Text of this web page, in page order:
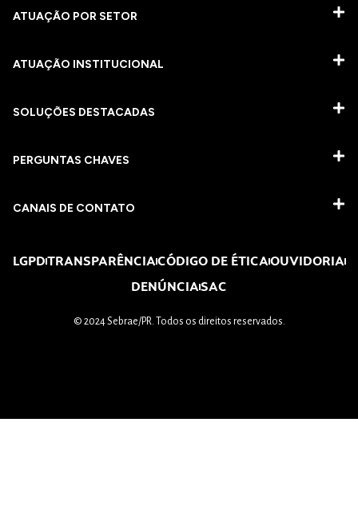
ATUAÇÃO POR SETOR
ATUAÇÃO INSTITUCIONAL
SOLUÇÕES DESTACADAS
PERGUNTAS CHAVES​
CANAIS DE CONTATO
LGPDTRANSPARÊNCIACÓDIGO DE ÉTICAOUVIDORIA
DENÚNCIASAC
© 2024 Sebrae/PR. Todos os direitos reservados.